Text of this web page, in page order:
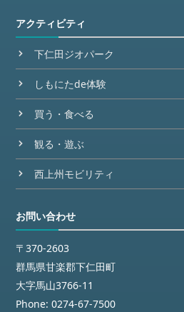
アクティビティ
下仁田ジオパーク
しもにたde体験
買う・食べる
観る・遊ぶ
西上州モビリティ
お問い合わせ
〒370-2603
群馬県甘楽郡下仁田町
大字馬山3766-11
Phone: 0274-67-7500